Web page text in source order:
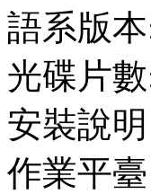
語系版
光碟片
安裝說
作業平